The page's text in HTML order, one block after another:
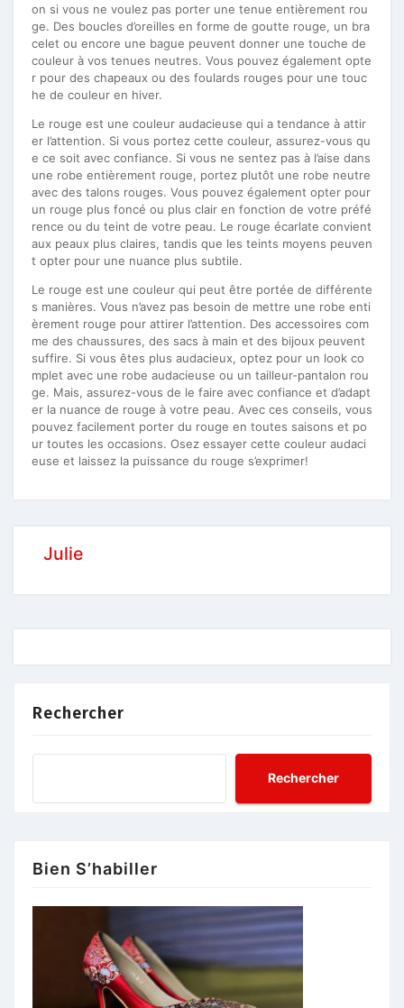
on si vous ne voulez pas porter une tenue entièrement rou
ge. Des boucles d’oreilles en forme de goutte rouge, un bra
celet ou encore une bague peuvent donner une touche de
couleur à vos tenues neutres. Vous pouvez également opte
r pour des chapeaux ou des foulards rouges pour une touc
he de couleur en hiver.
Le rouge est une couleur audacieuse qui a tendance à attir
er l’attention. Si vous portez cette couleur, assurez-vous qu
e ce soit avec confiance. Si vous ne sentez pas à l’aise dans
une robe entièrement rouge, portez plutôt une robe neutre
avec des talons rouges. Vous pouvez également opter pour
un rouge plus foncé ou plus clair en fonction de votre préfé
rence ou du teint de votre peau. Le rouge écarlate convient
aux peaux plus claires, tandis que les teints moyens peuven
t opter pour une nuance plus subtile.
Le rouge est une couleur qui peut être portée de différente
s manières. Vous n’avez pas besoin de mettre une robe enti
èrement rouge pour attirer l’attention. Des accessoires com
me des chaussures, des sacs à main et des bijoux peuvent
suffire. Si vous êtes plus audacieux, optez pour un look co
mplet avec une robe audacieuse ou un tailleur-pantalon rou
ge. Mais, assurez-vous de le faire avec confiance et d’adapt
er la nuance de rouge à votre peau. Avec ces conseils, vous
pouvez facilement porter du rouge en toutes saisons et po
ur toutes les occasions. Osez essayer cette couleur audaci
euse et laissez la puissance du rouge s’exprimer!
Julie
Rechercher
Rechercher
Bien S’habiller